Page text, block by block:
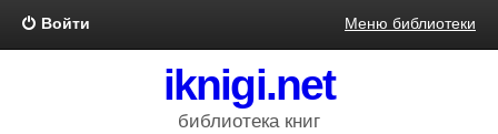
Войти Меню библиотеки
iknigi.net
библиотека книг